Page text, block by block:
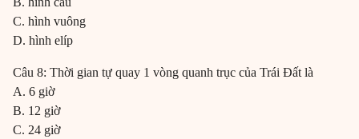
C. hình vuông
D. hình elíp
Câu 8: Thời gian tự quay 1 vòng quanh trục của Trái Đất là
A. 6 giờ
B. 12 giờ
C. 24 giờ